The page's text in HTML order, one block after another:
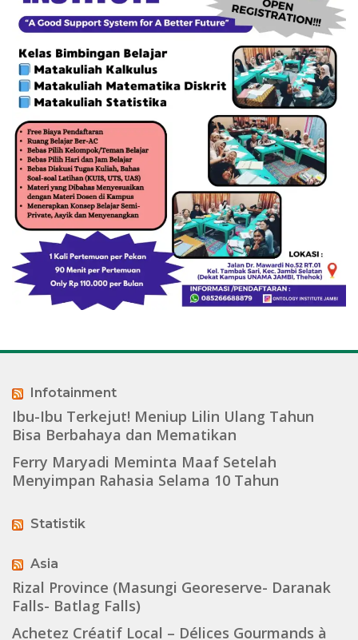
Infotainment
Ibu-Ibu Terkejut! Meniup Lilin Ulang Tahun
Bisa Berbahaya dan Mematikan
Ferry Maryadi Meminta Maaf Setelah
Menyimpan Rahasia Selama 10 Tahun
Statistik
Asia
Rizal Province (Masungi Georeserve- Daranak
Falls- Batlag Falls)
Achetez Créatif Local – Délices Gourmands à